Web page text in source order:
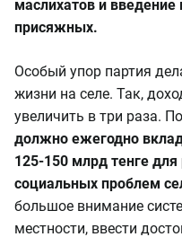
маслихатов и введение
присяжных.
Особый упор партия
жизни на селе. Так,
увеличить в три раза.
должно ежегодно
125-150 млрд тенге
социальных проблем
большое внимание
местности, ввести